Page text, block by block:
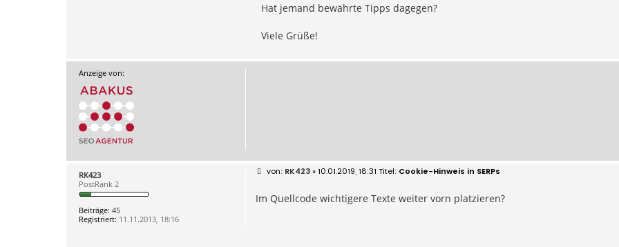
Hat jemand bewährte Tipps dagegen?
Viele Grüße!
Anzeige von:
RK423
PostRank 2
Beiträge: 45
Registriert: 11.11.2013, 18:16
B
t
RK423» 10.01.2019, 18:31 Cookie-Hinweis in SERPs
Im Quellcode wichtigere Texte weiter vorn platzieren?